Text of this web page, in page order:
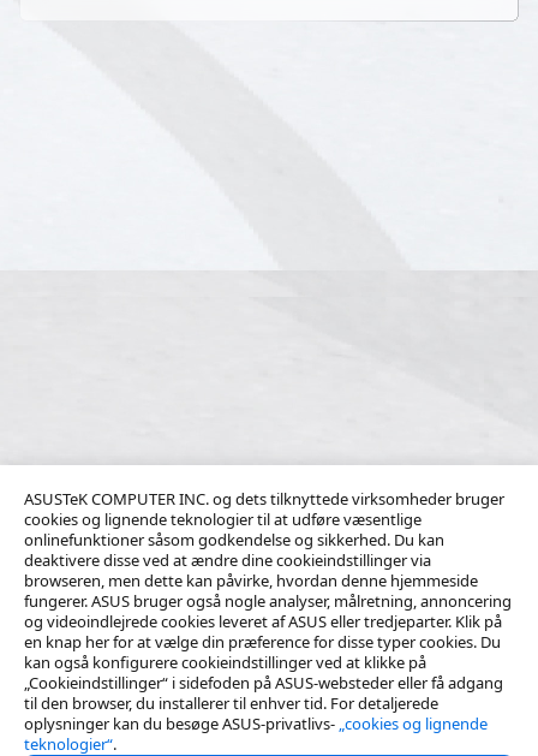
ASUSTeK COMPUTER INC. og dets tilknyttede virksomheder bruger
cookies og lignende teknologier til at udføre væsentlige
onlinefunktioner såsom godkendelse og sikkerhed. Du kan
deaktivere disse ved at ændre dine cookieindstillinger via
browseren, men dette kan påvirke, hvordan denne hjemmeside
fungerer. ASUS bruger også nogle analyser, målretning, annoncering
og videoindlejrede cookies leveret af ASUS eller tredjeparter. Klik på
en knap her for at vælge din præference for disse typer cookies. Du
kan også konfigurere cookieindstillinger ved at klikke på
„Cookieindstillinger“ i sidefoden på ASUS-websteder eller få adgang
til den browser, du installerer til enhver tid. For detaljerede
oplysninger kan du besøge ASUS-privatlivs- „cookies og lignende
teknologier“.